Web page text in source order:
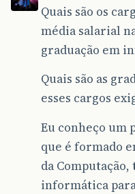
Quais são os
média salarial
graduação em
Quais são as
esses cargos
Eu conheço um
que é formado
da
informática